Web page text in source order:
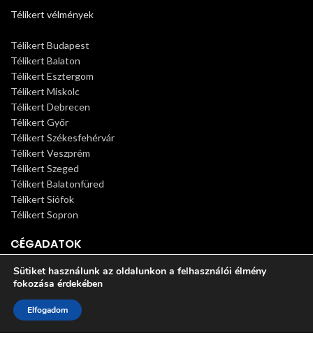
Télikert vélmények
Télikert Budapest
Télikert Balaton
Télikert Esztergom
Télikert Miskolc
Télikert Debrecen
Télikert Győr
Télikert Székesfehérvár
Télikert Veszprém
Télikert Szeged
Télikert Balatonfüred
Télikert Siófok
Télikert Sopron
CÉGADATOK
Főoldal
Télikertek
Pergolák
Termékeink
Télikert árak
Sütiket használunk az oldalunkon a felhasználói élmény
fokozása érdekében
Elfogadom
ShopSidebar
WishlistCart
My account